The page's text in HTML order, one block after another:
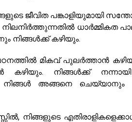
ജീവിത പങ്കാളിയുമായി
ധാർമ്മികത
നിങ്ങൾക്ക് കഴിയും.
മികവ് പുലർത്താൻ
കഴിയും. നിങ്ങൾക്ക്
നിങ്ങൾ അങ്ങനെ ചെയ്യാനും
നിങ്ങളുടെ